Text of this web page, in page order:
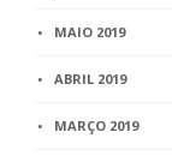
MAIO 2019
ABRIL 2019
MARÇO 2019